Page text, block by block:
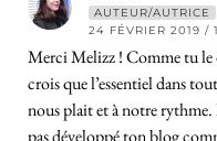
AUTEUR/AUTRICE
24 FÉVRIER 2019 /
Merci Melizz ! Comme tu le
crois que l’essentiel dans
nous plait et à notre rythme.
pas développé ton blog